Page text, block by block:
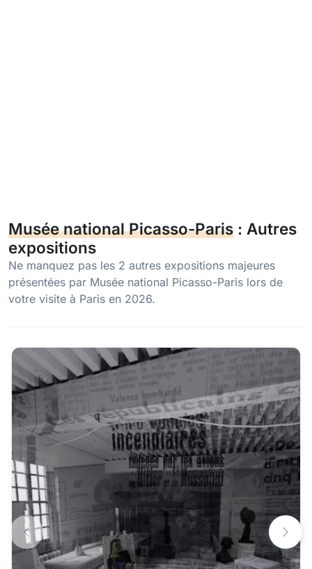
Musée national Picasso-Paris : Autres
expositions
Ne manquez pas les 2 autres expositions majeures
présentées par Musée national Picasso-Paris lors de
votre visite à Paris en 2026.